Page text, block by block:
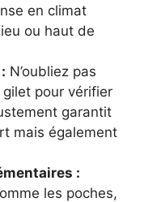
en climat
ou haut de
N’oubliez pas
gilet pour vérifier
garantit
mais également
:
les poches,